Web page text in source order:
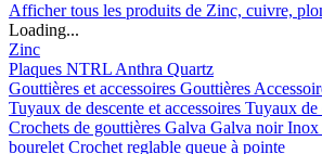
Afficher tous les produits de Zinc, cuivre,
Loading...
Zinc
Plaques NTRL Anthra Quartz
Gouttières et accessoires Gouttières
Tuyaux de descente et accessoires Tuyaux de
Crochets de gouttières Galva Galva noirInox
bourelet Crochet reglable queue à pointe